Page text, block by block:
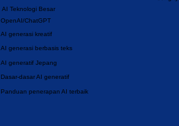
AI Teknologi Besar
OpenAI/ChatGPT
AI generasi kreatif
AI generasi berbasis teks
AI generatif Jepang
Dasar-dasar AI generatif
Panduan penerapan AI terbaik